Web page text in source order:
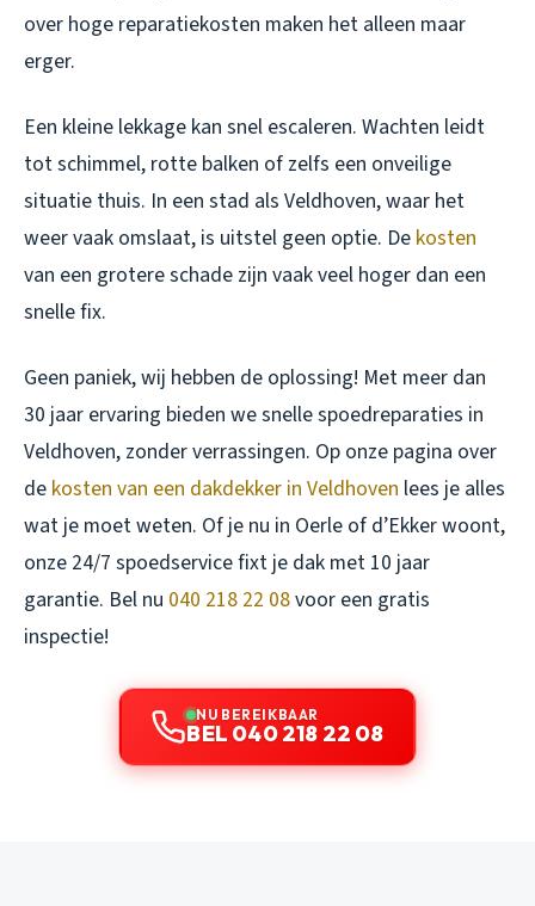
over hoge reparatiekosten maken het alleen maar
erger.
Een kleine lekkage kan snel escaleren. Wachten leidt
tot schimmel, rotte balken of zelfs een onveilige
situatie thuis. In een stad als Veldhoven, waar het
weer vaak omslaat, is uitstel geen optie. De kosten
van een grotere schade zijn vaak veel hoger dan een
snelle fix.
Geen paniek, wij hebben de oplossing! Met meer dan
30 jaar ervaring bieden we snelle spoedreparaties in
Veldhoven, zonder verrassingen. Op onze pagina over
de kosten van een dakdekker in Veldhoven lees je alles
wat je moet weten. Of je nu in Oerle of d’Ekker woont,
onze 24/7 spoedservice fixt je dak met 10 jaar
garantie. Bel nu 040 218 22 08voor een gratis
inspectie!
NU BEREIKBAAR
BEL 040 218 22 08